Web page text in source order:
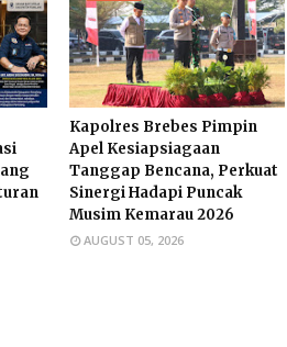
Kapolres Brebes Pimpin
Apel Kesiapsiagaan
Tanggap Bencana, Perkuat
Sinergi Hadapi Puncak
Musim Kemarau 2026
AUGUST 05, 2026